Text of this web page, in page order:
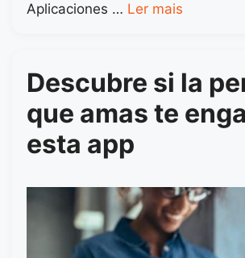
Aplicaciones … Ler mais
Descubre si la
que amas te
esta app